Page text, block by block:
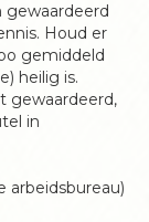
gewaardeerd
Houd er
gemiddeld
heilig is.
gewaardeerd,
in
arbeidsbureau)